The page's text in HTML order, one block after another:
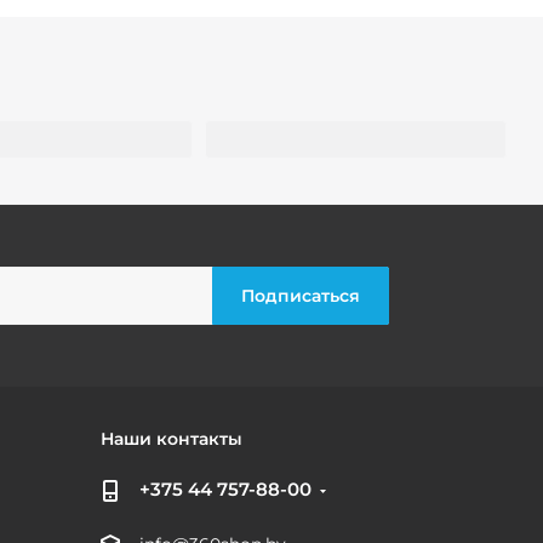
Наши контакты
+375 44 757-88-00